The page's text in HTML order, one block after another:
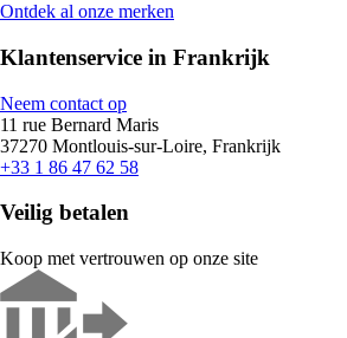
Ontdek al onze merken
Klantenservice in Frankrijk
Neem contact op
11 rue Bernard Maris
37270 Montlouis-sur-Loire, Frankrijk
+33 1 86 47 62 58
Veilig betalen
Koop met vertrouwen op onze site